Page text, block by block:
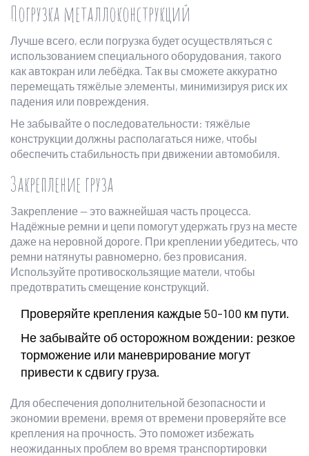
Погрузка металлоконструкций
Лучше всего, если погрузка будет осуществляться с
использованием специального оборудования, такого
как автокран или лебёдка. Так вы сможете аккуратно
перемещать тяжёлые элементы, минимизируя риск их
падения или повреждения.
Не забывайте о последовательности: тяжёлые
конструкции должны располагаться ниже, чтобы
обеспечить стабильность при движении автомобиля.
Закрепление груза
Закрепление — это важнейшая часть процесса.
Надёжные ремни и цепи помогут удержать груз на месте
даже на неровной дороге. При креплении убедитесь, что
ремни натянуты равномерно, без провисания.
Используйте противоскользящие матели, чтобы
предотвратить смещение конструкций.
Проверяйте крепления каждые 50-100 км пути.
Не забывайте об осторожном вождении: резкое
торможение или маневрирование могут
привести к сдвигу груза.
Для обеспечения дополнительной безопасности и
экономии времени, время от времени проверяйте все
крепления на прочность. Это поможет избежать
неожиданных проблем во время транспортировки